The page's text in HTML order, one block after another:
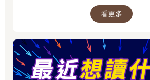
而為，而且整起事件也早已落幕。於是他
環節，恭喜貝德福最後還能為這樁投資案
◎批評會讓人像刺蝟一樣武裝自己，讚美
2025網友們心靈療癒都在看這些
看更多